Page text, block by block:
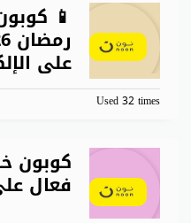
📱
على
Used 32 times
فعال